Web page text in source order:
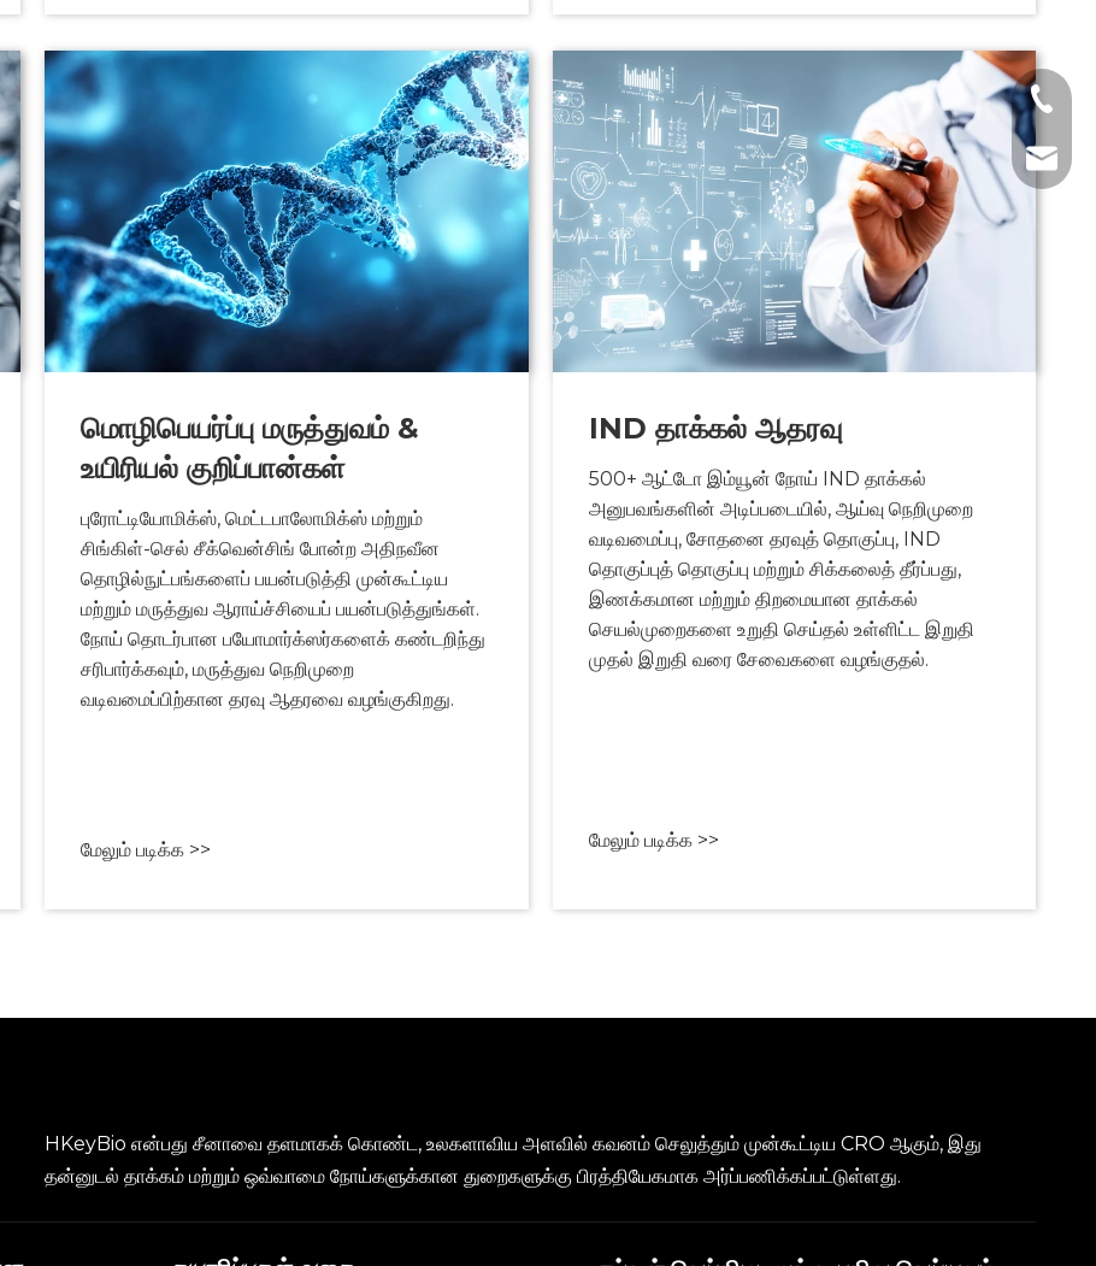
மொழிபெயர்ப்பு மருத்துவம் &
உயிரியல் குறிப்பான்கள்
புரோட்டியோமிக்ஸ், மெட்டபாலோமிக்ஸ் மற்றும்
சிங்கிள்-செல் சீக்வென்சிங் போன்ற அதிநவீன
தொழில்நுட்பங்களைப் பயன்படுத்தி முன்கூட்டிய
மற்றும் மருத்துவ ஆராய்ச்சியைப் பயன்படுத்துங்கள்.
நோய் தொடர்பான பயோமார்க்ஸர்களைக் கண்டறிந்து
சரிபார்க்கவும், மருத்துவ நெறிமுறை
வடிவமைப்பிற்கான தரவு ஆதரவை வழங்குகிறது.
மேலும் படிக்க >>
IND தாக்கல் ஆதரவு
500+ ஆட்டோ இம்யூன் நோய் IND தாக்கல்
அனுபவங்களின் அடிப்படையில், ஆய்வு நெறிமுறை
வடிவமைப்பு, சோதனை தரவுத் தொகுப்பு, IND
தொகுப்புத் தொகுப்பு மற்றும் சிக்கலைத் தீர்ப்பது,
இணக்கமான மற்றும் திறமையான தாக்கல்
செயல்முறைகளை உறுதி செய்தல் உள்ளிட்ட இறுதி
முதல் இறுதி வரை சேவைகளை வழங்குதல்.
மேலும் படிக்க >>
HKeyBio என்பது சீனாவை தளமாகக் கொண்ட, உலகளாவிய அளவில் கவனம் செலுத்தும் முன்கூட்டிய CRO ஆகும், இது
தன்னுடல் தாக்கம் மற்றும் ஒவ்வாமை நோய்களுக்கான துறைகளுக்கு பிரத்தியேகமாக அர்ப்பணிக்கப்பட்டுள்ளது.
+1
+86-